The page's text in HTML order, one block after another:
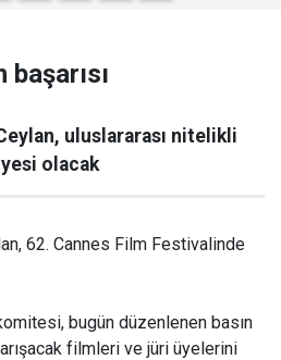
uluslararası nitelikli
olacak
62. Cannes Film Festivalinde
bugün düzenlenen basın
filmleri ve jüri üyelerini